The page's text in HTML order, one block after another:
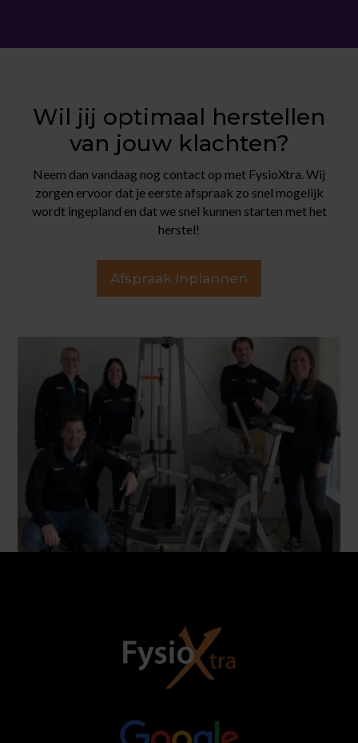
Wil jij optimaal herstellen
van jouw klachten?
Neem dan vandaag nog contact op met FysioXtra. Wij
zorgen ervoor dat je eerste afspraak zo snel mogelijk
wordt ingepland en dat we snel kunnen starten met het
herstel!
Afspraak inplannen